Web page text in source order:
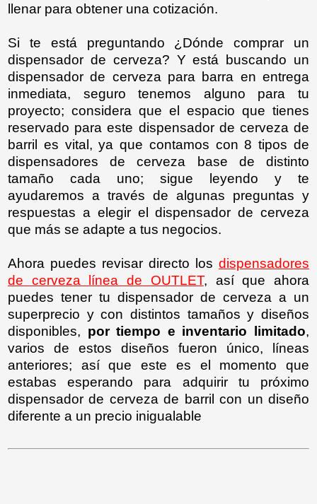
llenar para obtener una cotización.
Si te está preguntando ¿Dónde comprar un
dispensador de cerveza? Y está buscando un
dispensador de cerveza para barra en entrega
inmediata, seguro tenemos alguno para tu
proyecto; considera que el espacio que tienes
reservado para este dispensador de cerveza de
barril es vital, ya que contamos con 8 tipos de
dispensadores de cerveza base de distinto
tamaño cada uno; sigue leyendo y te
ayudaremos a través de algunas preguntas y
respuestas a elegir el dispensador de cerveza
que más se adapte a tus negocios.
Ahora puedes revisar directo los dispensadores
de cerveza línea de OUTLET, así que ahora
puedes tener tu dispensador de cerveza a un
superprecio y con distintos tamaños y diseños
disponibles, por tiempo e inventario limitado,
varios de estos diseños fueron único, líneas
anteriores; así que este es el momento que
estabas esperando para adquirir tu próximo
dispensador de cerveza de barril con un diseño
diferente a un precio inigualable